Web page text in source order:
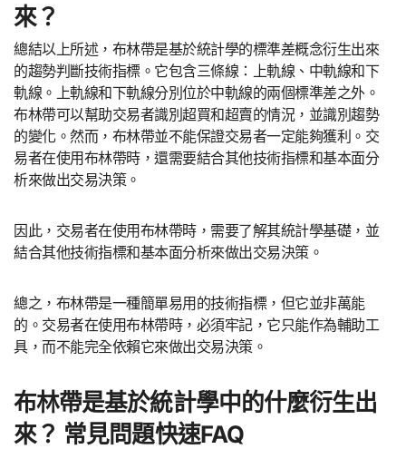
來？
總結以上所述，布林帶是基於統計學的標準差概念衍生出來
的趨勢判斷技術指標。它包含三條線：上軌線、中軌線和下
軌線。上軌線和下軌線分別位於中軌線的兩個標準差之外。
布林帶可以幫助交易者識別超買和超賣的情況，並識別趨勢
的變化。然而，布林帶並不能保證交易者一定能夠獲利。交
易者在使用布林帶時，還需要結合其他技術指標和基本面分
析來做出交易決策。
因此，交易者在使用布林帶時，需要了解其統計學基礎，並
結合其他技術指標和基本面分析來做出交易決策。
總之，布林帶是一種簡單易用的技術指標，但它並非萬能
的。交易者在使用布林帶時，必須牢記，它只能作為輔助工
具，而不能完全依賴它來做出交易決策。
布林帶是基於統計學中的什麼衍生出
來？ 常見問題快速FAQ